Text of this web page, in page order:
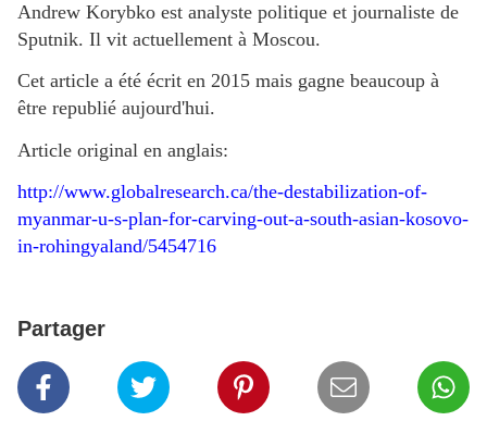
Andrew Korybko est analyste politique et journaliste de
Sputnik. Il vit actuellement à Moscou.
Cet article a été écrit en 2015 mais gagne beaucoup à
être republié aujourd'hui.
Article original en anglais:
http://www.globalresearch.ca/the-destabilization-of-
myanmar-u-s-plan-for-carving-out-a-south-asian-kosovo-
in-rohingyaland/5454716
Partager